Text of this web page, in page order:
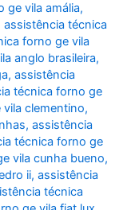
ge vila amália,
assistência técnica
forno ge vila
anglo brasileira,
,assistência
técnica forno ge
clementino,
,assistência
técnica forno ge
vila cunha bueno,
ii,assistência
técnica